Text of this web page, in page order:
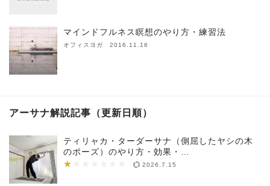
マインドフルネス瞑想のやり方・練習法
オフィスヨガ 2016.11.16
アーサナ解説記事（更新日順）
ティリャカ・ターダーサナ（側屈したヤシの木
のポーズ）のやり方・効果・…
★
★★★★★★★ 2026.7.15